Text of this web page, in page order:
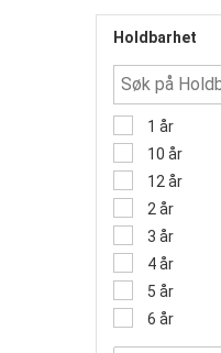
Holdbarhet
1 år
10 år
12 år
2 år
3 år
4 år
5 år
6 år